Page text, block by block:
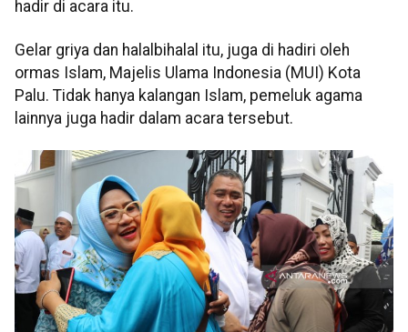
hadir di acara itu.
Gelar griya dan halalbihalal itu, juga di hadiri oleh
ormas Islam, Majelis Ulama Indonesia (MUI) Kota
Palu. Tidak hanya kalangan Islam, pemeluk agama
lainnya juga hadir dalam acara tersebut.